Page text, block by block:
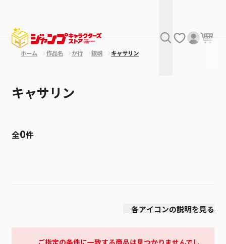
ホーム 作品名 か行 銀魂 キャサリン
キャサリン
全0件
各アイコンの説明を見る